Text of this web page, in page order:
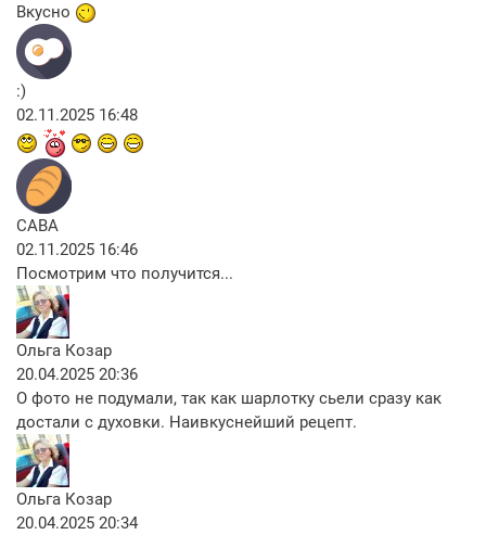
Вкусно
:)
02.11.2025 16:48
CABA
02.11.2025 16:46
Посмотрим что получится...
Ольга Козар
20.04.2025 20:36
О фото не подумали, так как шарлотку сьели сразу как
достали с духовки. Наивкуснейший рецепт.
Ольга Козар
20.04.2025 20:34